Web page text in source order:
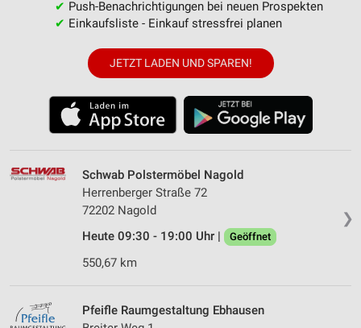
✔ Push-Benachrichtigungen bei neuen Prospekten
✔ Einkaufsliste - Einkauf stressfrei planen
JETZT LADEN UND SPAREN!
❯
Schwab Polstermöbel Nagold
Herrenberger Straße 72
72202 Nagold
Heute 09:30 - 19:00 Uhr |
Geöffnet
550,67 km
Pfeifle Raumgestaltung Ebhausen